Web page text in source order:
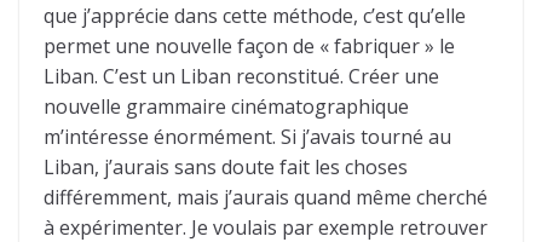
que j’apprécie dans cette méthode, c’est qu’elle
permet une nouvelle façon de « fabriquer » le
Liban. C’est un Liban reconstitué. Créer une
nouvelle grammaire cinématographique
m’intéresse énormément. Si j’avais tourné au
Liban, j’aurais sans doute fait les choses
différemment, mais j’aurais quand même cherché
à expérimenter. Je voulais par exemple retrouver